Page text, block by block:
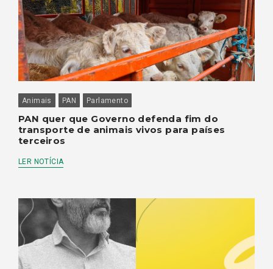
Animais PAN Parlamento
PAN quer que Governo defenda fim do
transporte de animais vivos para países
terceiros
LER NOTÍCIA